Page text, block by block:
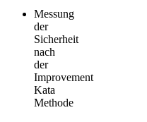
Messung
der
Sicherheit
nach
der
Improvement
Kata
Methode